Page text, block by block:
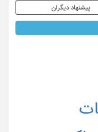
پیشنهاد دیگران